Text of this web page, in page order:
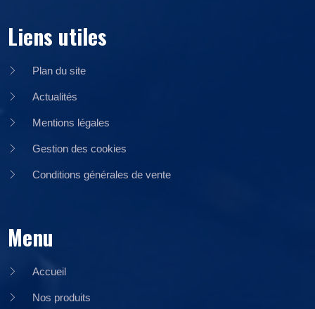
Liens utiles
Plan du site
Actualités
Mentions légales
Gestion des cookies
Conditions générales de vente
Menu
Accueil
Nos produits